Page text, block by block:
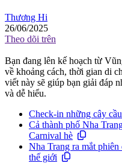
Thương Hi
26/06/2025
Theo dõi trên
Bạn đang lên kế hoạch từ
về khoảng cách, thời gian di
viết này sẽ giúp bạn giải đáp
và dễ hiểu.
Check-in những cây
Cả thành phố Nha
Carnival hè
Nha Trang ra mắt
thế giới